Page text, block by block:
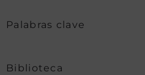
Palabras clave
Biblioteca